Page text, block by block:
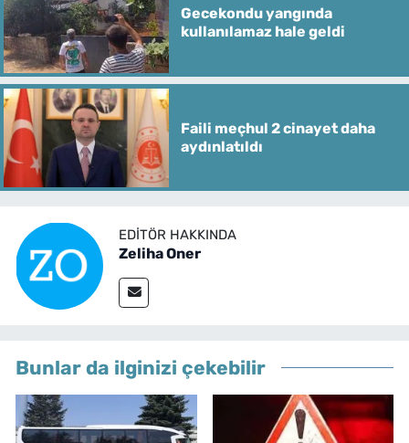
Gecekondu yangında
kullanılamaz hale geldi
Faili meçhul 2 cinayet daha
aydınlatıldı
EDITÖR HAKKINDA
Zeliha Oner
Bunlar da ilginizi çekebilir